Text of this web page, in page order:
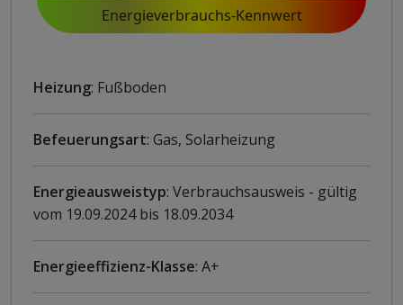
Energieverbrauchs-Kennwert
Heizung: Fußboden
Befeuerungsart: Gas, Solarheizung
Energieausweistyp: Verbrauchsausweis - gültig
vom 19.09.2024 bis 18.09.2034
Energieeffizienz-Klasse: A+